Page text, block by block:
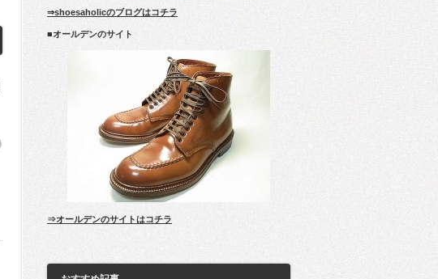
⇒shoesaholicのブログはコチラ
■オールデンのサイト
⇒オールデンのサイトはコチラ